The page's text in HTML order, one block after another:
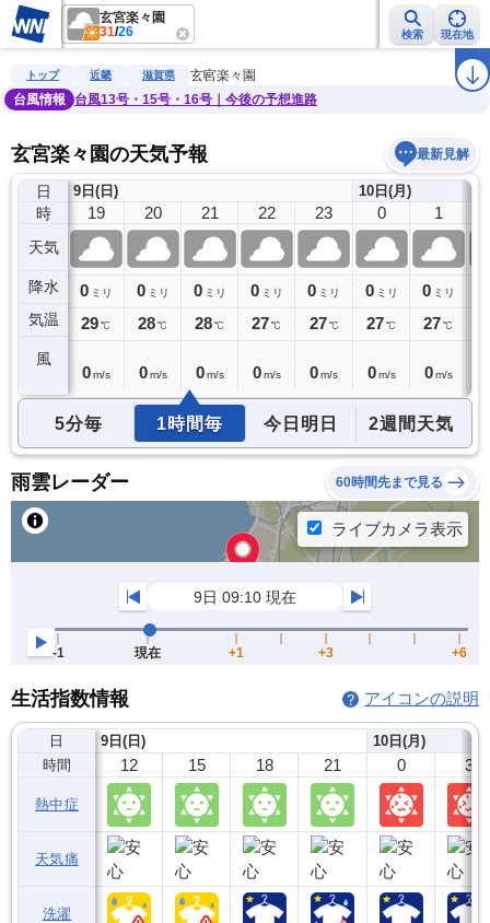
玄宮楽々園
31/26 検索 現在地
雨雲レーダー 台風情報 地震情報 ラ
トップ 近畿 滋賀県
玄宮楽々園
台風情報
台風13号・15号・16号｜今後の予想進路
玄宮楽々園の天気予報 最新見解
日
時
天気
降水
気温
風
9日(日)
18
0ミリ
29℃
19
0 ミリ
29℃
0 m/s
20
0 ミリ
28℃
0 m/s
21
0 ミリ
28℃
0 m/s
22
0 ミリ
27℃
0 m/s
23
0 ミリ
27 ℃
0m/s
10日(月)
0
0 ミリ
27℃
0 m/s
1
0 ミリ
27℃
0 m/s
5分毎 1時間毎 今日明日 2週間天気
雨雲レーダー 60時間先まで見る
生活指数情報 アイコンの説明
日
時間
熱中症
天気痛
洗濯
9日(日)
12 15 18 21
10日(月)
0 3